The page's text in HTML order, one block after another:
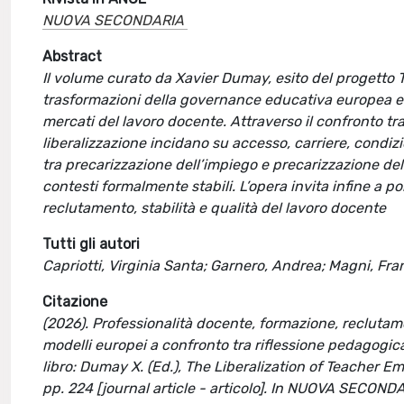
NUOVA SECONDARIA
Abstract
Il volume curato da Xavier Dumay, esito del progetto
trasformazioni della governance educativa europea
mercati del lavoro docente. Attraverso il confronto
liberalizzazione incidano su accesso, carriere,
tra precarizzazione dell’impiego e precarizzazione
contesti formalmente stabili. L’opera invita infine a
reclutamento, stabilità e qualità del lavoro docente
Tutti gli autori
Capriotti, Virginia Santa; Garnero, Andrea; Magni,
Citazione
(2026). Professionalità docente, formazione,
modelli europei a confronto tra riflessione
libro: Dumay X. (Ed.), The Liberalization of Teacher
pp. 224 [journal article - articolo]. In NUOVA